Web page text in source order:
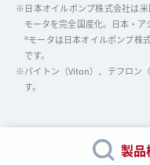
製品
※日本オイルポンプ株式会社は
モータを完全国産化。日本・
®モータは日本オイルポンプ株
です。
※バイトン（Viton）、テフロン
す。